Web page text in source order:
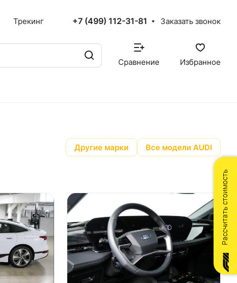
Трекинг +7 (499) 112-31-81 Заказать звонок
Сравнение Избранное
Другие марки Все модели AUDI
Рассчитать стоимость